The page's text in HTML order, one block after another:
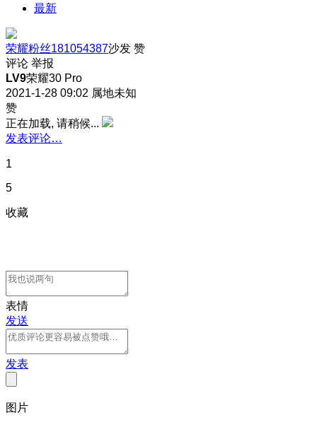
最新
荣耀粉丝181054387沙发 赞
评论 举报
LV9荣耀30 Pro
2021-1-28 09:02 属地未知
赞
正在加载, 请稍候...
发表评论…
1
5
收藏
表情
发送
发表
图片